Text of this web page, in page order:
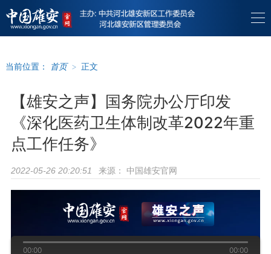
当前位置： 首页 > 正文
【雄安之声】国务院办公厅印发
《深化医药卫生体制改革2022年重
点工作任务》
2022-05-26 20:20:51 来源： 中国雄安官网
00:00 00:00